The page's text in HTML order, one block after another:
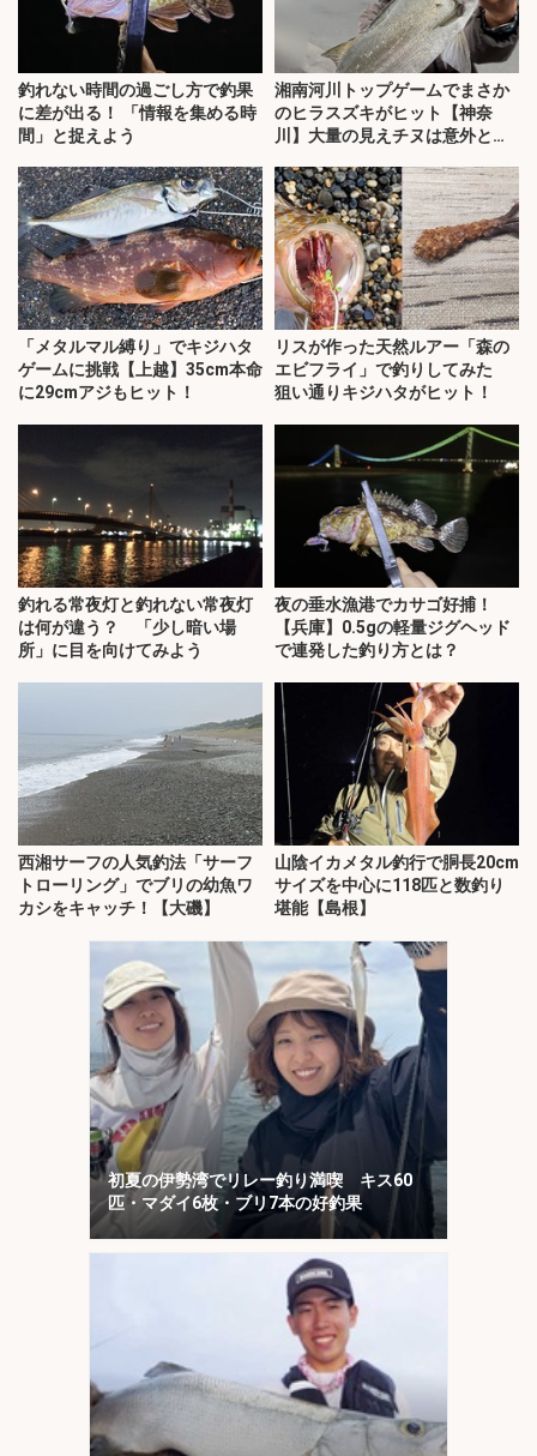
釣れない時間の過ごし方で釣果
に差が出る！ 「情報を集める時
間」と捉えよう
湘南河川トップゲームでまさか
のヒラスズキがヒット【神奈
川】大量の見えチヌは意外と難
「メタルマル縛り」でキジハタ
ゲームに挑戦【上越】35cm本命
に29cmアジもヒット！
リスが作った天然ルアー「森の
エビフライ」で釣りしてみた
狙い通りキジハタがヒット！
釣れる常夜灯と釣れない常夜灯
は何が違う？ 「少し暗い場
所」に目を向けてみよう
夜の垂水漁港でカサゴ好捕！
【兵庫】0.5gの軽量ジグヘッド
で連発した釣り方とは？
西湘サーフの人気釣法「サーフ
トローリング」でブリの幼魚ワ
カシをキャッチ！【大磯】
山陰イカメタル釣行で胴長20cm
サイズを中心に118匹と数釣り
堪能【島根】
初夏の伊勢湾でリレー釣り満喫 キス60
匹・マダイ6枚・ブリ7本の好釣果